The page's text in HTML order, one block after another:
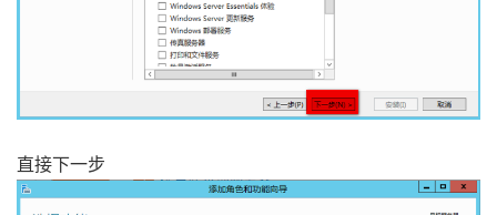
直接下一步